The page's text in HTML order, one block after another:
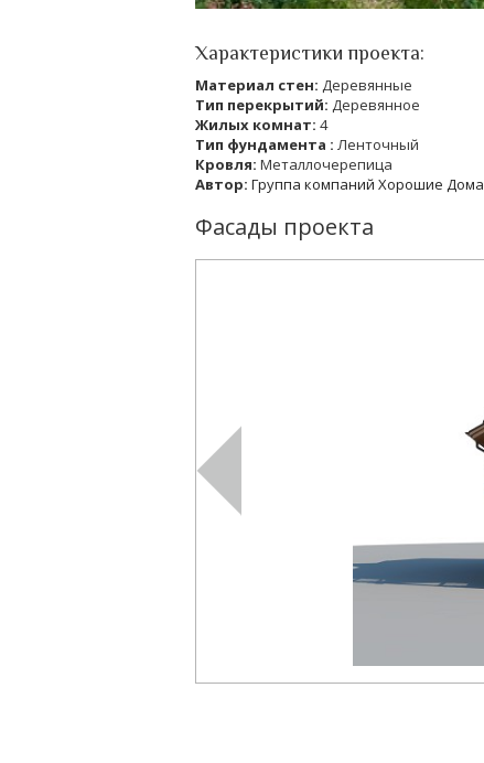
Характеристики проекта:
Материал стен: Деревянные
Тип перекрытий: Деревянное
Жилых комнат: 4
Тип фундамента : Ленточный
Кровля: Металлочерепица
Автор: Группа компаний Хорошие Дома
Фасады проекта